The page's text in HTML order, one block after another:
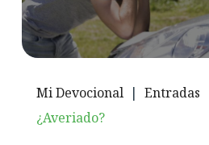
Mi Devocional | Entradas
¿Averiado?